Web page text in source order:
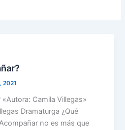
2021
Camila Villegas»
Dramaturga ¿Qué
no es más que